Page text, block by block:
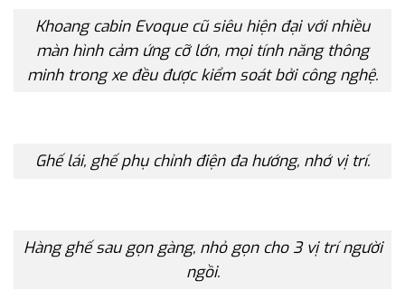
Khoang cabin Evoque cũ siêu hiện đại với nhiều
màn hình cảm ứng cỡ lớn, mọi tính năng thông
minh trong xe đều được kiểm soát bởi công nghệ.
Ghế lái, ghế phụ chỉnh điện đa hướng, nhớ vị trí.
Hàng ghế sau gọn gàng, nhỏ gọn cho 3 vị trí người
ngồi.